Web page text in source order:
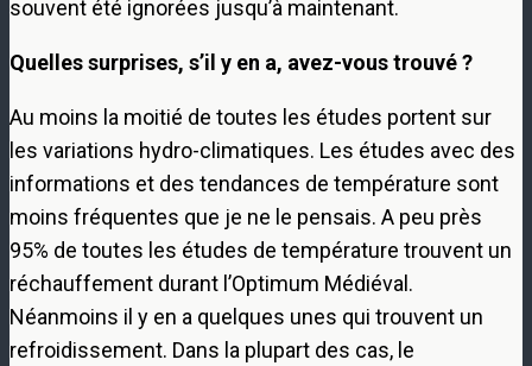
souvent été ignorées jusqu’à maintenant.
Quelles surprises, s’il y en a, avez-vous trouvé ?
Au moins la moitié de toutes les études portent sur
les variations hydro-climatiques. Les études avec des
informations et des tendances de température sont
moins fréquentes que je ne le pensais. A peu près
95% de toutes les études de température trouvent un
réchauffement durant l’Optimum Médiéval.
Néanmoins il y en a quelques unes qui trouvent un
refroidissement. Dans la plupart des cas, le